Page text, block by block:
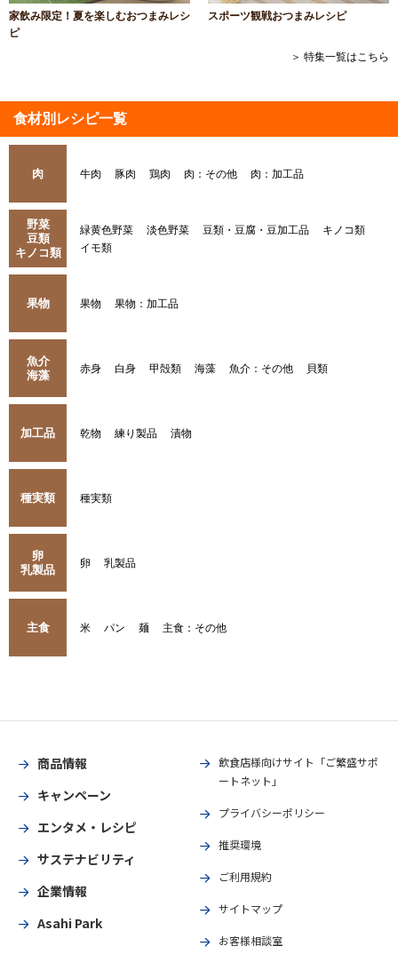
家飲み限定！夏を楽しむおつまみレシ
ピ
スポーツ観戦おつまみレシピ
＞ 特集一覧はこちら
食材別レシピ一覧
肉 牛肉 豚肉 鶏肉 肉：その他 肉：加工品
野菜
豆類
キノコ類
緑黄色野菜 淡色野菜 豆類・豆腐・豆加工品
キノコ類
イモ類
果物 果物 果物：加工品
魚介
海藻
赤身 白身 甲殻類 海藻 魚介：その他 貝類
加工品 乾物 練り製品 漬物
種実類 種実類
卵
乳製品
卵 乳製品
主食 米 パン 麺 主食：その他
商品情報
キャンペーン
エンタメ・レシピ
サステナビリティ
企業情報
Asahi Park
飲食店様向けサイト「ご繁盛サポ
ートネット」
プライバシーポリシー
推奨環境
ご利用規約
サイトマップ
お客様相談室